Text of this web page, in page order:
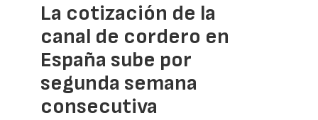
La cotización de la
canal de cordero en
España sube por
segunda semana
consecutiva